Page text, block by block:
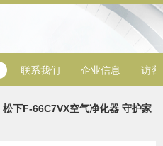
联系我们 企业信息 访客
松下F-66C7VX空气净化器 守护家